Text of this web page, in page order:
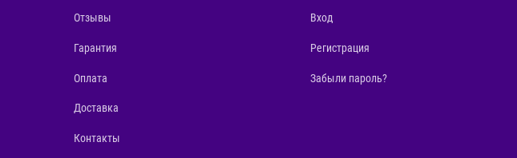
Отзывы
Гарантия
Оплата
Доставка
Контакты
Вход
Регистрация
Забыли пароль?